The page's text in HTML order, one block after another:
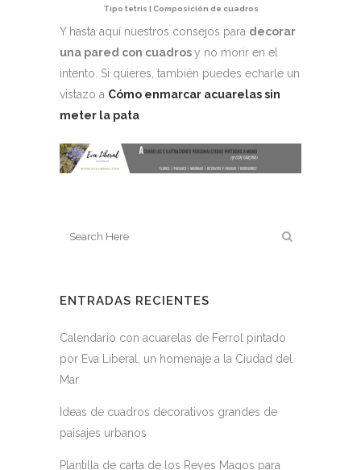
Tipo tetris | Composición de cuadros
Y hasta aquí nuestros consejos para decorar
una pared con cuadrosy no morir en el
intento. Si quieres, también puedes echarle un
vistazo a Cómo enmarcar acuarelas sin
meter la pata
ENTRADAS RECIENTES
Calendario con acuarelas de Ferrol pintado
por Eva Liberal, un homenaje a la Ciudad del
Mar
Ideas de cuadros decorativos grandes de
paisajes urbanos
Plantilla de carta de los Reyes Magos para